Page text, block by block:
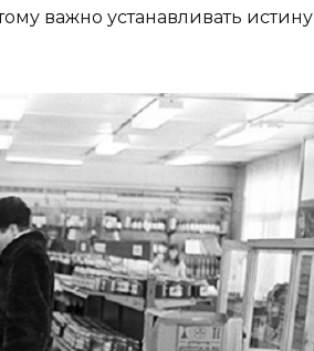
важно устанавливать